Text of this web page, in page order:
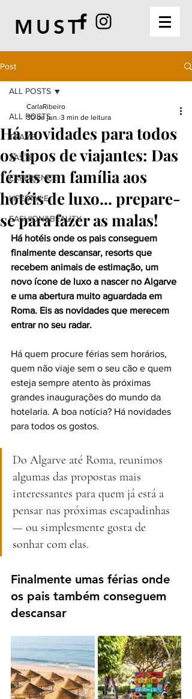
MUST
Post
ALL POSTS
TRAVEL
TASTE
EXPERIENCE
LIFESTYLE
FASHION&BEAUTY
ALL POSTS
Há novidades para todos
os tipos de viajantes: Das
férias em família aos
hotéis de luxo... prepare-
se para fazer as malas!
CarlaRibeiro
30 de jun. 3 min de leitura
Há hotéis onde os pais conseguem
finalmente descansar, resorts que
recebem animais de estimação, um
novo ícone de luxo a nascer no Algarve
e uma abertura muito aguardada em
Roma. Eis as novidades que merecem
entrar no seu radar.
Há quem procure férias sem horários,
quem não viaje sem o seu cão e quem
esteja sempre atento às próximas
grandes inaugurações do mundo da
hotelaria. A boa notícia? Há novidades
para todos os gostos.
Do Algarve até Roma, reunimos
algumas das propostas mais
interessantes para quem já está a
pensar nas próximas escapadinhas
— ou simplesmente gosta de
sonhar com elas.
Finalmente umas férias onde
os pais também conseguem
descansar